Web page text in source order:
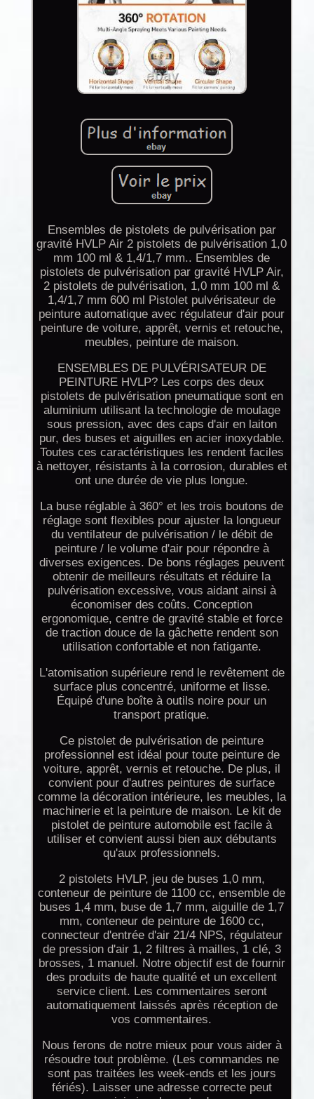
Ensembles de pistolets de pulvérisation par
gravité HVLP Air 2 pistolets de pulvérisation 1,0
mm 100 ml & 1,4/1,7 mm.. Ensembles de
pistolets de pulvérisation par gravité HVLP Air,
2 pistolets de pulvérisation, 1,0 mm 100 ml &
1,4/1,7 mm 600 ml Pistolet pulvérisateur de
peinture automatique avec régulateur d'air pour
peinture de voiture, apprêt, vernis et retouche,
meubles, peinture de maison.
ENSEMBLES DE PULVÉRISATEUR DE
PEINTURE HVLP? Les corps des deux
pistolets de pulvérisation pneumatique sont en
aluminium utilisant la technologie de moulage
sous pression, avec des caps d'air en laiton
pur, des buses et aiguilles en acier inoxydable.
Toutes ces caractéristiques les rendent faciles
à nettoyer, résistants à la corrosion, durables et
ont une durée de vie plus longue.
La buse réglable à 360° et les trois boutons de
réglage sont flexibles pour ajuster la longueur
du ventilateur de pulvérisation / le débit de
peinture / le volume d'air pour répondre à
diverses exigences. De bons réglages peuvent
obtenir de meilleurs résultats et réduire la
pulvérisation excessive, vous aidant ainsi à
économiser des coûts. Conception
ergonomique, centre de gravité stable et force
de traction douce de la gâchette rendent son
utilisation confortable et non fatigante.
L'atomisation supérieure rend le revêtement de
surface plus concentré, uniforme et lisse.
Équipé d'une boîte à outils noire pour un
transport pratique.
Ce pistolet de pulvérisation de peinture
professionnel est idéal pour toute peinture de
voiture, apprêt, vernis et retouche. De plus, il
convient pour d'autres peintures de surface
comme la décoration intérieure, les meubles, la
machinerie et la peinture de maison. Le kit de
pistolet de peinture automobile est facile à
utiliser et convient aussi bien aux débutants
qu'aux professionnels.
2 pistolets HVLP, jeu de buses 1,0 mm,
conteneur de peinture de 1100 cc, ensemble de
buses 1,4 mm, buse de 1,7 mm, aiguille de 1,7
mm, conteneur de peinture de 1600 cc,
connecteur d'entrée d'air 21/4 NPS, régulateur
de pression d'air 1, 2 filtres à mailles, 1 clé, 3
brosses, 1 manuel. Notre objectif est de fournir
des produits de haute qualité et un excellent
service client. Les commentaires seront
automatiquement laissés après réception de
vos commentaires.
Nous ferons de notre mieux pour vous aider à
résoudre tout problème. (Les commandes ne
sont pas traitées les week-ends et les jours
fériés). Laisser une adresse correcte peut